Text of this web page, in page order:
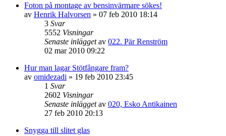
Foton på montage av bensinvärmare sökes!
av Henrik Halvorsen » 07 feb 2010 18:14
3 Svar
5552 Visningar
Senaste inläggetav 022. Pär Renström
02 mar 2010 09:22
Hur man lagar Stötfångare fram?
av omidezadi » 19 feb 2010 23:45
1 Svar
2602 Visningar
Senaste inläggetav 020, Esko Antikainen
27 feb 2010 20:13
Snygga till slitet glas